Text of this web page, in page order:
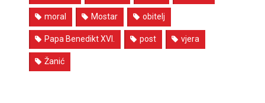
moral Mostar obitelj
Papa Benedikt XVI. post vjera
Žanić